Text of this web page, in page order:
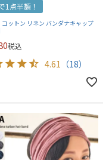
1点半額！
コットン リネン バンダナキャップ
税込
4.61 （18）